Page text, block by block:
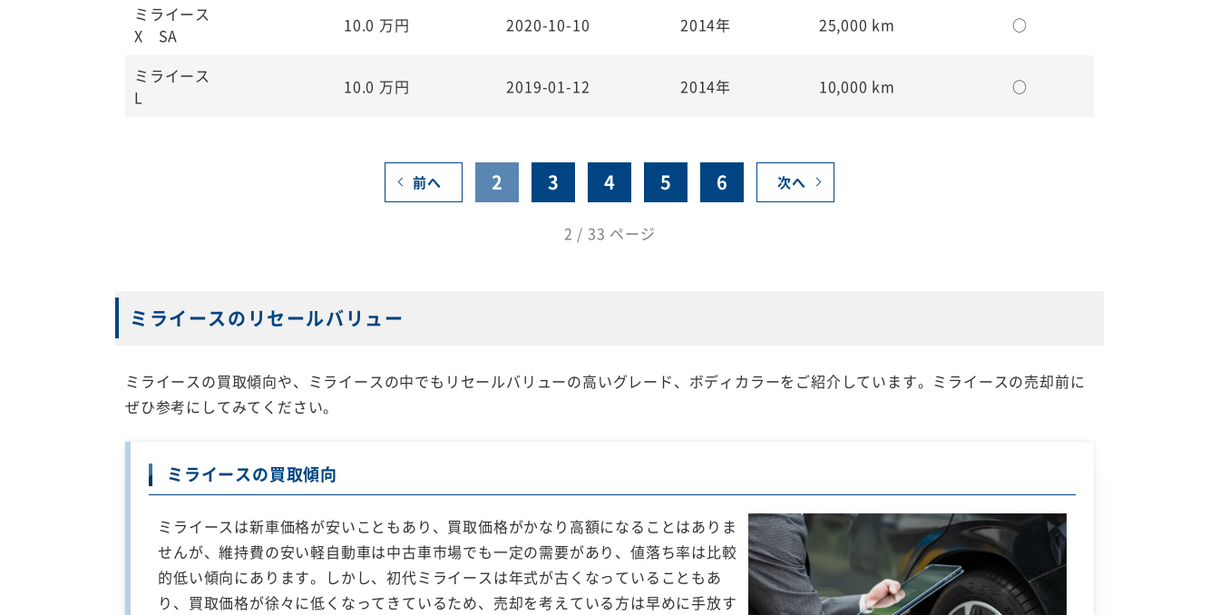
ミライース
X SA
10.0 万円 2020-10-10 2014年 25,000 km ○
ミライース
L
10.0 万円 2019-01-12 2014年 10,000 km ○
前へ 2 3 4 5 6 次へ
2 / 33 ページ
ミライースのリセールバリュー
ミライースの買取傾向や、ミライースの中でもリセールバリューの高いグレード、ボディカラーをご紹介しています。ミライースの売却前に
ぜひ参考にしてみてください。
ミライースの買取傾向
ミライースは新車価格が安いこともあり、買取価格がかなり高額になることはありま
せんが、維持費の安い軽自動車は中古車市場でも一定の需要があり、値落ち率は比較
的低い傾向にあります。しかし、初代ミライースは年式が古くなっていることもあ
り、買取価格が徐々に低くなってきているため、売却を考えている方は早めに手放す